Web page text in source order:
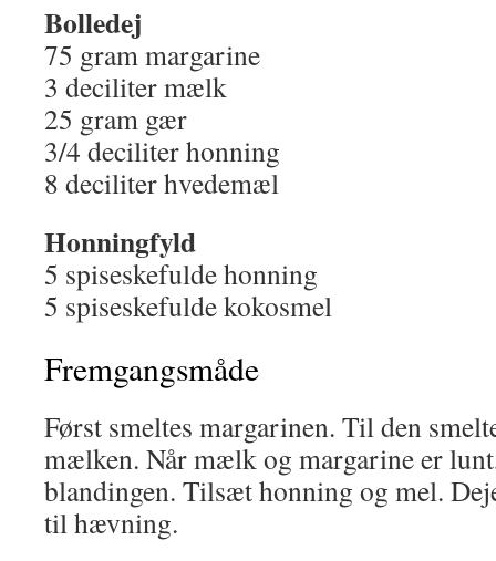
Bolledej
75 gram margarine
3 deciliter mælk
25 gram gær
3/4 deciliter honning
8 deciliter hvedemæl
Honningfyld
5 spiseskefulde honning
5 spiseskefulde kokosmel
Fremgangsmåde
Først smeltes margarinen. Til den
mælken. Når mælk og margarine er
blandingen. Tilsæt honning og mel.
til hævning.